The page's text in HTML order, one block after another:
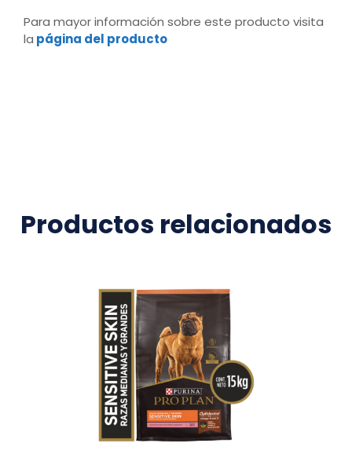
Para mayor información sobre este producto visita
la página del producto
Productos relacionados